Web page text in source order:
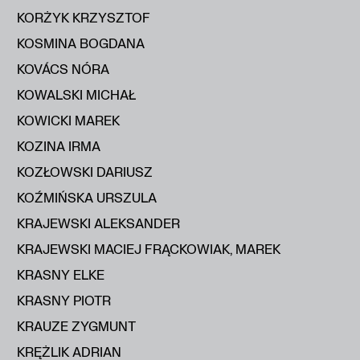
KORŻYK KRZYSZTOF
KOSMINA BOGDANA
KOVÁCS NÓRA
KOWALSKI MICHAŁ
KOWICKI MAREK
KOZINA IRMA
KOZŁOWSKI DARIUSZ
KOŹMIŃSKA URSZULA
KRAJEWSKI ALEKSANDER
KRAJEWSKI MACIEJ FRĄCKOWIAK, MAREK
KRASNY ELKE
KRASNY PIOTR
KRAUZE ZYGMUNT
KRĘŻLIK ADRIAN